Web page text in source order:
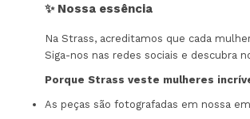
✨ Nossa essência
Na Strass, acreditamos que cada
Siga-nos nas redes sociais e descubra
Porque Strass veste mulheres
As peças são fotografadas em nossa